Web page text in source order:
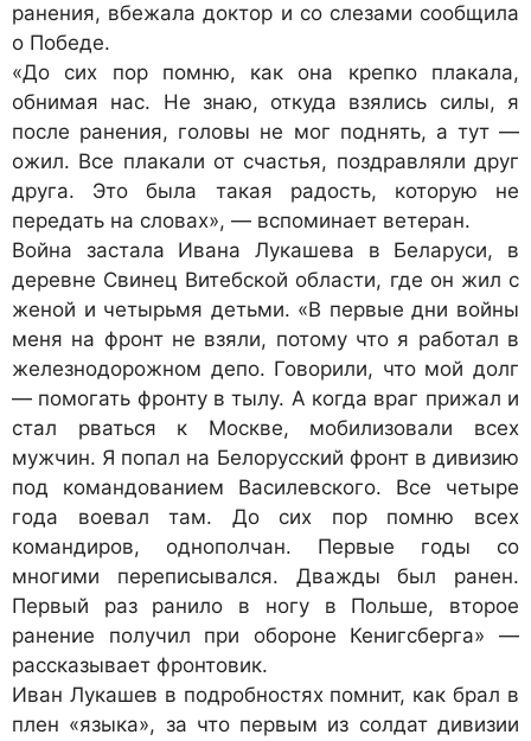
ранения, вбежала доктор и со слезами сообщила
о Победе.
«До сих пор помню, как она крепко плакала,
обнимая нас. Не знаю, откуда взялись силы, я
после ранения, головы не мог поднять, а тут —
ожил. Все плакали от счастья, поздравляли друг
друга. Это была такая радость, которую не
передать на словах», — вспоминает ветеран.
Война застала Ивана Лукашева в Беларуси, в
деревне Свинец Витебской области, где он жил с
женой и четырьмя детьми. «В первые дни войны
меня на фронт не взяли, потому что я работал в
железнодорожном депо. Говорили, что мой долг
— помогать фронту в тылу. А когда враг прижал и
стал рваться к Москве, мобилизовали всех
мужчин. Я попал на Белорусский фронт в дивизию
под командованием Василевского. Все четыре
года воевал там. До сих пор помню всех
командиров, однополчан. Первые годы со
многими переписывался. Дважды был ранен.
Первый раз ранило в ногу в Польше, второе
ранение получил при обороне Кенигсберга» —
рассказывает фронтовик.
Иван Лукашев в подробностях помнит, как брал в
плен «языка», за что первым из солдат дивизии